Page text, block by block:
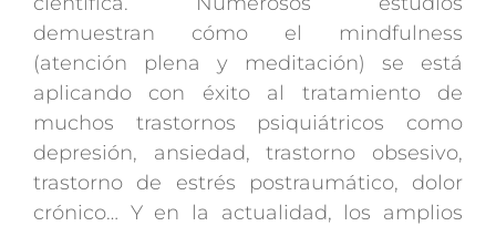
demuestran cómo el mindfulness
(atención plena y meditación) se está
aplicando con éxito al tratamiento de
muchos trastornos psiquiátricos como
depresión, ansiedad, trastorno obsesivo,
trastorno de estrés postraumático, dolor
crónico… Y en la actualidad, los amplios